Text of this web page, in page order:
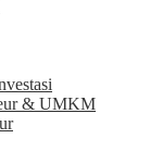
& UMKM